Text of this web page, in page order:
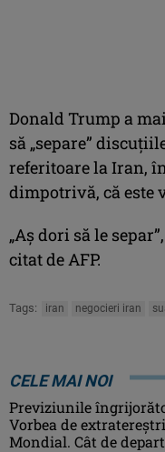
Donald Trump a
să „separe”
referitoare la Iran,
dimpotrivă, că este
„Aş dori să le
citat de AFP.
Tags: iran negocieri iran
CELE MAI NOI
Previziunile
Vorbea de
Mondial. Cât de